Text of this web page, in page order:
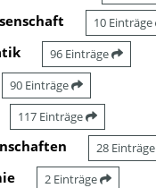
10 Einträge
96 Einträge
90 Einträge
117 Einträge
28 Einträge
2 Einträge